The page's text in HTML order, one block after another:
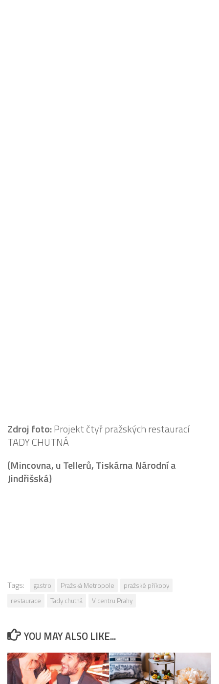
Zdroj foto:Projekt čtyř pražských restaurací
TADY CHUTNÁ
(Mincovna, u Tellerů, Tiskárna Národní a
Jindřišská)
Tags: gastro Pražská Metropole
pražské příkopy
restaurace
Tady chutná V centru Prahy
YOU MAY ALSO LIKE...